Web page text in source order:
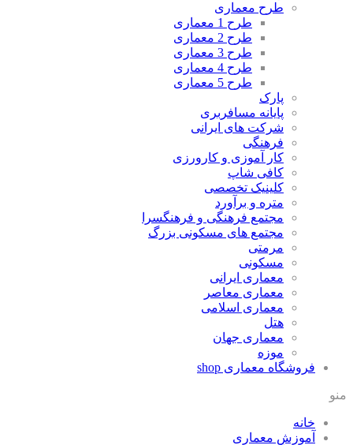
طرح معماری
طرح 1 معماری
طرح 2 معماری
طرح 3 معماری
طرح 4 معماری
طرح 5 معماری
پارک
پایانه مسافربری
شرکت های ایرانی
فرهنگی
کار آموزی و کارورزی
کافی شاپ
کلینیک تخصصی
متره و برآورد
مجتمع فرهنگی و فرهنگسرا
مجتمع های مسکونی بزرگ
مرمتی
مسکونی
معماری ایرانی
معماری معاصر
معماری اسلامی
هتل
معماری جهان
موزه
فروشگاه معماری shop
منو
خانه
آموزش معماری